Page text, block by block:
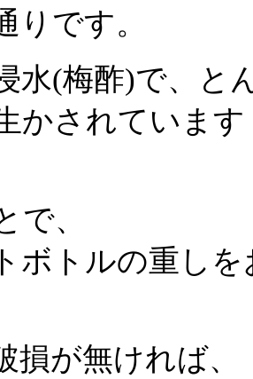
りです。
水(梅酢)で、と
かされています
で、
ボトルの重し
損が無ければ、